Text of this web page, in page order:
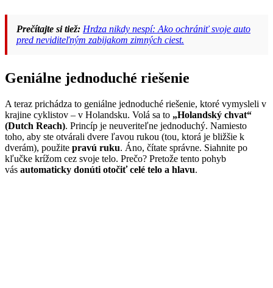
Prečítajte si tiež: Hrdza nikdy nespí: Ako ochrániť svoje auto
pred neviditeľným zabijakom zimných ciest.
Geniálne jednoduché riešenie
A teraz prichádza to geniálne jednoduché riešenie, ktoré vymysleli v
krajine cyklistov – v Holandsku. Volá sa to „Holandský chvat“
(Dutch Reach). Princíp je neuveriteľne jednoduchý. Namiesto
toho, aby ste otvárali dvere ľavou rukou (tou, ktorá je bližšie k
dverám), použite pravú ruku. Áno, čítate správne. Siahnite po
kľučke krížom cez svoje telo. Prečo? Pretože tento pohyb
vás automaticky donúti otočiť celé telo a hlavu.